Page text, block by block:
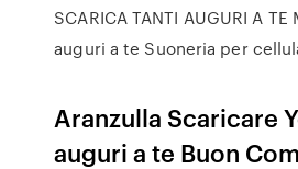
SCARICA TANTI AUGURI A TE
auguri a te Suoneria per
Aranzulla Scaricare
auguri a te Buon